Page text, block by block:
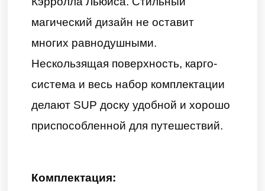
магический дизайн не оставит
многих равнодушными.
Нескользящая поверхность, карго-
система и весь набор комплектации
делают SUP доску удобной и хорошо
приспособленной для путешествий.
Комплектация: